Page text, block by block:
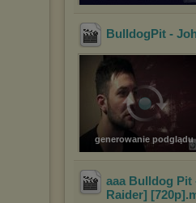
BulldogPit -
generowanie podglądu
aaa Bulldog
Raider] [720p]